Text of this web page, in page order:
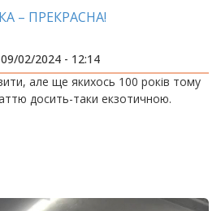
– ПРЕКРАСНА!
02/2024 - 12:14
але ще якихось 100 років тому
досить-таки екзотичною.